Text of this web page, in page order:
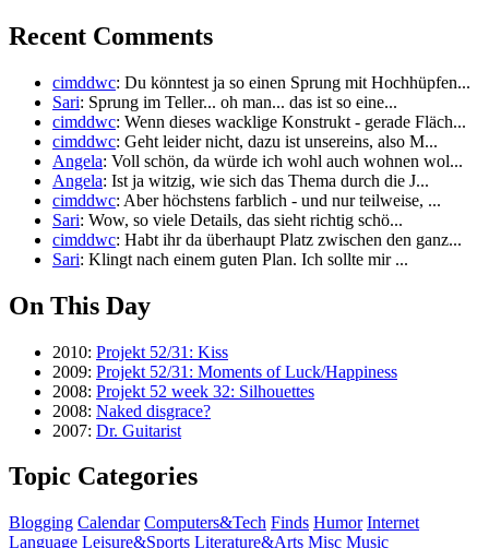
Recent Comments
cimddwc: Du könntest ja so einen Sprung mit Hochhüpfen...
Sari: Sprung im Teller... oh man... das ist so eine...
cimddwc: Wenn dieses wacklige Konstrukt - gerade Fläch...
cimddwc: Geht leider nicht, dazu ist unsereins, also M...
Angela: Voll schön, da würde ich wohl auch wohnen wol...
Angela: Ist ja witzig, wie sich das Thema durch die J...
cimddwc: Aber höchstens farblich - und nur teilweise, ...
Sari: Wow, so viele Details, das sieht richtig schö...
cimddwc: Habt ihr da überhaupt Platz zwischen den ganz...
Sari: Klingt nach einem guten Plan. Ich sollte mir ...
On This Day
2010: Projekt 52/31: Kiss
2009: Projekt 52/31: Moments of Luck/Happiness
2008: Projekt 52 week 32: Silhouettes
2008: Naked disgrace?
2007: Dr. Guitarist
Topic Categories
Blogging Calendar Computers&Tech Finds Humor Internet
Language Leisure&Sports Literature&Arts Misc Music